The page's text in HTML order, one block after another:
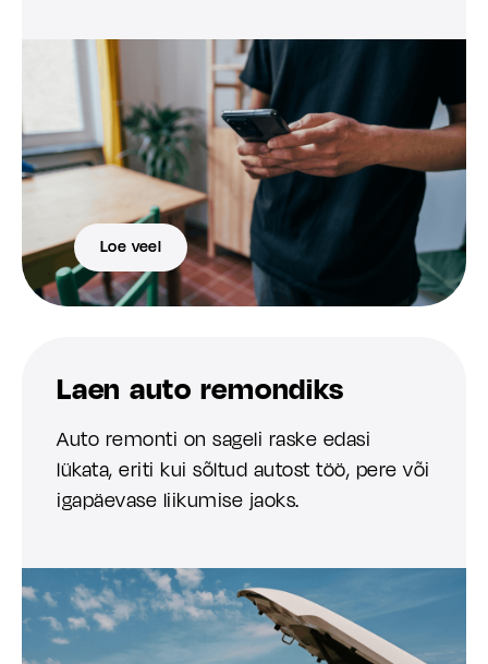
Loe veel
Laen auto remondiks
Auto remonti on sageli raske edasi
lükata, eriti kui sõltud autost töö, pere või
igapäevase liikumise jaoks.